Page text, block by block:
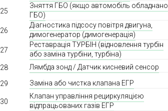
25
Зняття ГБО (якщо автомобіль обладнано
ГБО)
26
Діагностика підсосу повітря двигуна,
димогенератор (димогенерація)
27
Реставрація ТУРБІН (відновлення турбін
або заміна турбіни, турбіна)
28 Лямбда зонд / Датчик кисневий сенсор
29
Заміна або чистка клапана ЕГР
30
Клапан управління рециркуляцією
відпрацьованих газів ЕГР